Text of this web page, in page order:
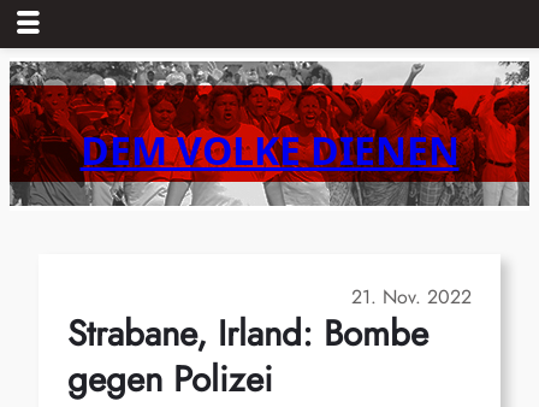
Zum
Inhalt
springenDEM VOLKE DIENEN
21. Nov. 2022
Strabane, Irland: Bombe
gegen Polizei